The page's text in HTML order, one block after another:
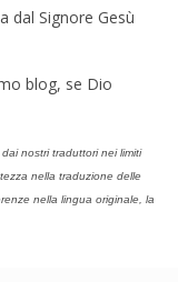
dal Signore Gesù
blog, se Dio
nostri traduttori nei limiti
nella traduzione delle
nella lingua originale, la